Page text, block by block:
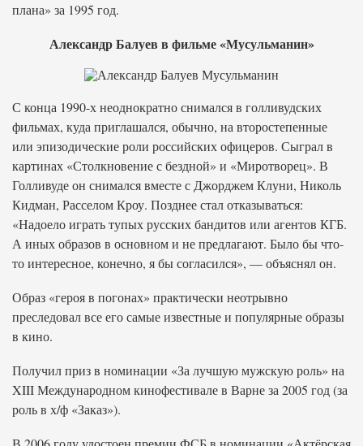
плана» за 1995 год.
Александр Балуев в фильме «Мусульманин»
С конца 1990-х неоднократно снимался в голливудских
фильмах, куда приглашался, обычно, на второстепенные
или эпизодические роли российских офицеров. Сыграл в
картинах «Столкновение с бездной» и «Миротворец». В
Голливуде он снимался вместе с Джорджем Клуни, Николь
Кидман, Расселом Кроу. Позднее стал отказываться:
«Надоело играть тупых русских бандитов или агентов КГБ.
А иных образов в основном и не предлагают. Было бы что-
то интересное, конечно, я бы согласился», — объяснял он.
Образ «героя в погонах» практически неотрывно
преследовал все его самые известные и популярные образы
в кино.
Получил приз в номинации «За лучшую мужскую роль» на
XIII Международном кинофестивале в Варне за 2005 год (за
роль в х/ф «Заказ»).